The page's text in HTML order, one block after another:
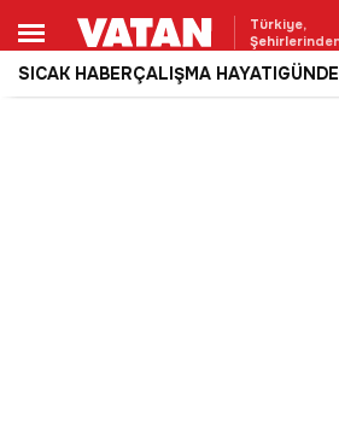
Türkiye,
SICAK HABERÇALIŞMA HAYATI